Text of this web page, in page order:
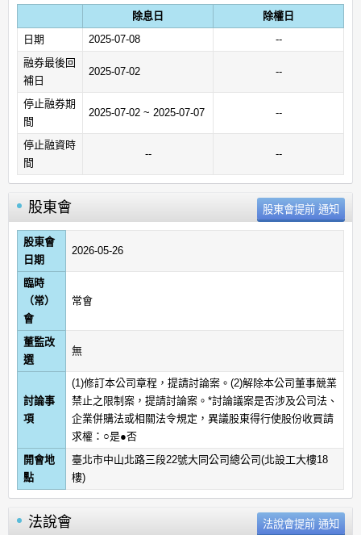
除息日
除權日
日期
2025-07-08
--
融券最後回
補日
2025-07-02 --
停止融券期
間
2025-07-02 ~ 2025-07-07 --
停止融資時
間
-- --
股東會
股東會
日期
2026-05-26
臨時
（常）
會
常會
董監改
選
無
討論事
項
(1)修訂本公司章程，提請討論案。(2)解除本公司董事競業
禁止之限制案，提請討論案。*討論議案是否涉及公司法、
企業併購法或相關法令規定，異議股東得行使股份收買請
求權：○是●否
開會地
點
臺北市中山北路三段22號大同公司總公司(北設工大樓18
樓)
法說會